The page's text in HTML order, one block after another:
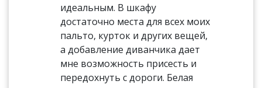
идеальным. В шкафу
достаточно места для всех моих
пальто, курток и других вещей,
а добавление диванчика дает
мне возможность присесть и
передохнуть с дороги. Белая